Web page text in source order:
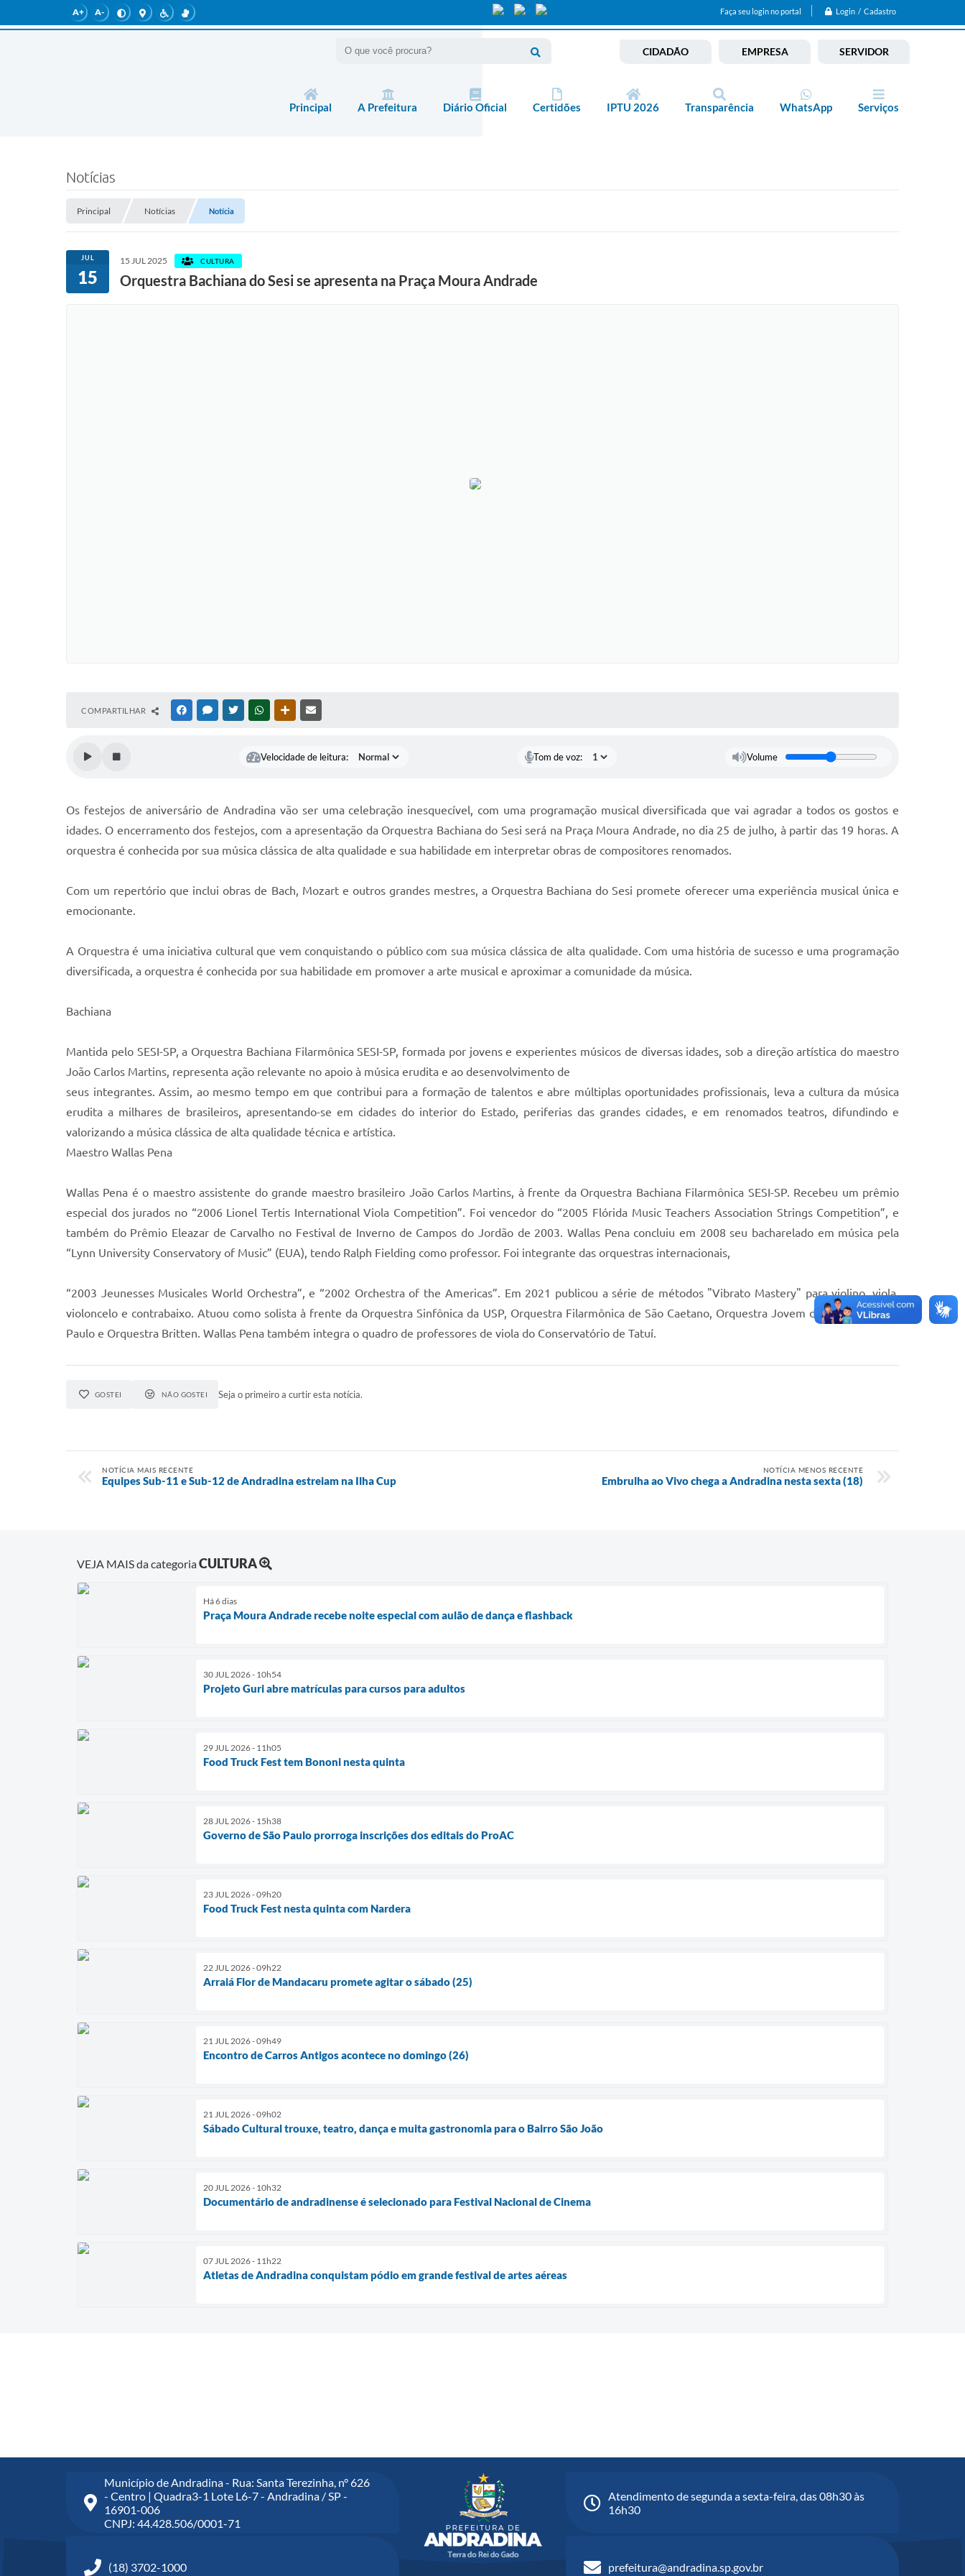
Faça seu login no portal Login / Cadastro
A+ A-
CIDADÃO EMPRESA SERVIDOR
Principal A Prefeitura Diário Oficial Certidões IPTU 2026 Transparência WhatsApp Serviços
Notícias
Principal Notícias Notícia
JUL
15
15 JUL 2025 CULTURA
Orquestra Bachiana do Sesi se apresenta na Praça Moura Andrade
COMPARTILHAR FACEBOOKMESSENGER
TWITTERWHATSAPPOUTRAS MÍDIAS
Velocidade de leitura: Tom de voz: Volume
Os festejos de aniversário de Andradina vão ser uma celebração inesquecível, com uma programação musical diversificada que vai agradar a todos os gostos e
idades. O encerramento dos festejos, com a apresentação da Orquestra Bachiana do Sesi será na Praça Moura Andrade, no dia 25 de julho, à partir das 19 horas. A
orquestra é conhecida por sua música clássica de alta qualidade e sua habilidade em interpretar obras de compositores renomados.
Com um repertório que inclui obras de Bach, Mozart e outros grandes mestres, a Orquestra Bachiana do Sesi promete oferecer uma experiência musical única e
emocionante.
A Orquestra é uma iniciativa cultural que vem conquistando o público com sua música clássica de alta qualidade. Com uma história de sucesso e uma programação
diversificada, a orquestra é conhecida por sua habilidade em promover a arte musical e aproximar a comunidade da música.
Bachiana
Mantida pelo SESI-SP, a Orquestra Bachiana Filarmônica SESI-SP, formada por jovens e experientes músicos de diversas idades, sob a direção artística do maestro
João Carlos Martins, representa ação relevante no apoio à música erudita e ao desenvolvimento de
seus integrantes. Assim, ao mesmo tempo em que contribui para a formação de talentos e abre múltiplas oportunidades profissionais, leva a cultura da música
erudita a milhares de brasileiros, apresentando-se em cidades do interior do Estado, periferias das grandes cidades, e em renomados teatros, difundindo e
valorizando a música clássica de alta qualidade técnica e artística.
Maestro Wallas Pena
Wallas Pena é o maestro assistente do grande maestro brasileiro João Carlos Martins, à frente da Orquestra Bachiana Filarmônica SESI-SP. Recebeu um prêmio
especial dos jurados no “2006 Lionel Tertis International Viola Competition”. Foi vencedor do “2005 Flórida Music Teachers Association Strings Competition”, e
também do Prêmio Eleazar de Carvalho no Festival de Inverno de Campos do Jordão de 2003. Wallas Pena concluiu em 2008 seu bacharelado em música pela
“Lynn University Conservatory of Music” (EUA), tendo Ralph Fielding como professor. Foi integrante das orquestras internacionais,
“2003 Jeunesses Musicales World Orchestra”, e “2002 Orchestra of the Americas”. Em 2021 publicou a série de métodos "Vibrato Mastery" para violino, viola,
violoncelo e contrabaixo. Atuou como solista à frente da Orquestra Sinfônica da USP, Orquestra Filarmônica de São Caetano, Orquestra Jovem do Estado de São
Paulo e Orquestra Britten. Wallas Pena também integra o quadro de professores de viola do Conservatório de Tatuí.
GOSTEI NÃO GOSTEI Seja o primeiro a curtir esta notícia.
NOTÍCIA MAIS RECENTE
Equipes Sub-11 e Sub-12 de Andradina estreiam na Ilha Cup
NOTÍCIA MENOS RECENTE
Embrulha ao Vivo chega a Andradina nesta sexta (18)
VEJA MAIS da categoriaCULTURA
Há 6 dias
Praça Moura Andrade recebe noite especial com aulão de dança e flashback
30 JUL 2026 - 10h54
Projeto Guri abre matrículas para cursos para adultos
29 JUL 2026 - 11h05
Food Truck Fest tem Bononi nesta quinta
28 JUL 2026 - 15h38
Governo de São Paulo prorroga inscrições dos editais do ProAC
23 JUL 2026 - 09h20
Food Truck Fest nesta quinta com Nardera
22 JUL 2026 - 09h22
Arraiá Flor de Mandacaru promete agitar o sábado (25)
21 JUL 2026 - 09h49
Encontro de Carros Antigos acontece no domingo (26)
21 JUL 2026 - 09h02
Sábado Cultural trouxe, teatro, dança e muita gastronomia para o Bairro São João
20 JUL 2026 - 10h32
Documentário de andradinense é selecionado para Festival Nacional de Cinema
07 JUL 2026 - 11h22
Atletas de Andradina conquistam pódio em grande festival de artes aéreas
Município de Andradina - Rua: Santa Terezinha, n° 626
- Centro | Quadra3-1 Lote L6-7 - Andradina / SP -
16901-006
CNPJ: 44.428.506/0001-71
(18) 3702-1000
Atendimento de segunda a sexta-feira, das 08h30 às
16h30
prefeitura@andradina.sp.gov.br